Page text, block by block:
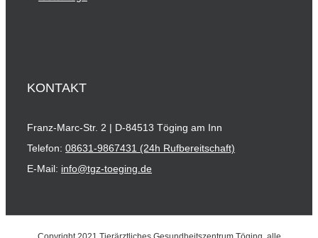
KONTAKT
Franz-Marc-Str. 2 | D-84513 Töging am Inn
Telefon: 08631-9867431 (24h Rufbereitschaft)
E-Mail: info@tgz-toeging.de